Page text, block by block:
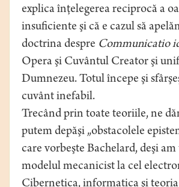
explica înţelegerea reciprocă a
insuficiente şi că e cazul să
doctrina despre Communicatio
Opera şi Cuvântul Creator şi
Dumnezeu. Totul începe şi
cuvânt inefabil.
Trecând prin toate teoriile, ne
putem depăşi „obstacolele
care vorbeşte Bachelard, deşi
modelul mecanicist la cel